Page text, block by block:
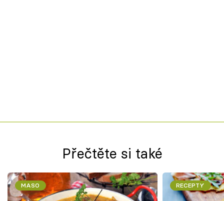
Přečtěte si také
MASO RECEPTY